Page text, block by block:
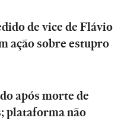
de vice de Flávio
ação sobre estupro
após morte de
plataforma não